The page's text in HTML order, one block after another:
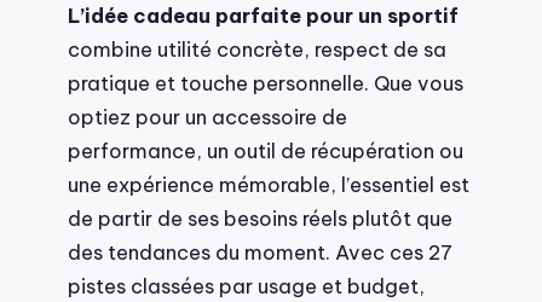
L’idée cadeau parfaite pour un sportif
combine utilité concrète, respect de sa
pratique et touche personnelle. Que vous
optiez pour un accessoire de
performance, un outil de récupération ou
une expérience mémorable, l’essentiel est
de partir de ses besoins réels plutôt que
des tendances du moment. Avec ces 27
pistes classées par usage et budget,